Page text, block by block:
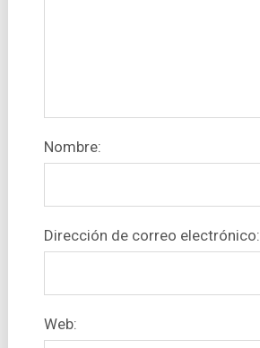
Nombre:
Dirección de correo electrónico:
Web: